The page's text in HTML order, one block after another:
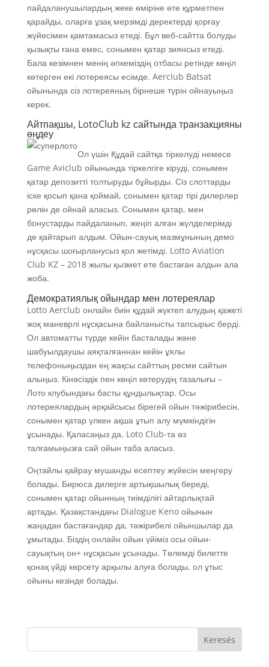
пайдаланушылардың жеке өміріне өте құрметпен
қарайды, оларға ұзақ мерзімді деректерді қорғау
жүйесімен қамтамасыз етеді. Бұл веб-сайтта болуды
қызықты ғана емес, сонымен қатар зиянсыз етеді.
Бала кезімнен менің әпкеміздің отбасы ретінде көңіл
көтерген екі лотереясы есімде. Aerclub Batsat
ойынында сіз лотереяның бірнеше түрін ойнауыңыз
керек.
Айтпақшы, LotoClub kz сайтында транзакцияны
өңдеу
Ол үшін Құдай сайтқа тіркелуді немесе
Game Aviclub ойынында тіркелгіге кіруді, сонымен
қатар депозитті толтыруды бұйырды. Сіз слоттарды
іске қосып қана қоймай, сонымен қатар тірі дилерлер
рөлін де ойнай аласыз. Сонымен қатар, мен
бонустарды пайдаланып, жеңіп алған жүлделерімді
де қайтарып алдым. Ойын-сауық мазмұнының демо
нұсқасы шоғырланусыз қол жетімді. Lotto Aviation
Club KZ – 2018 жылы қызмет ете бастаған алдын ала
жоба.
Демократиялық ойындар мен лотереялар
Lotto Aerclub онлайн биін құдай жүктеп алудың қажеті
жоқ маневрлі нұсқасына байланысты тапсырыс берді.
Ол автоматты түрде кейін басталады және
шабуылдаушы аяқталғаннан кейін ұялы
телефоныңыздан ең жақсы сайттың ресми сайтын
алыңыз. Кінәсіздік пен көңіл көтерудің тазалығы –
Лото клубындағы басты құндылықтар. Осы
лотереялардың әрқайсысы бірегей ойын тәжірибесін,
сонымен қатар үлкен ақша ұтып алу мүмкіндігін
ұсынады. Қаласаңыз да, Loto Club-та өз
талғамыңызға сай ойын таба аласыз.
Оңтайлы қайрау мушанды есептеу жүйесін меңгеру
болады. Бирюса дилерге артықшылық береді,
сонымен қатар ойынның тиімділігі айтарлықтай
артады. Қазақстандағы Dialogue Keno ойынын
жаңадан бастағандар да, тәжірибелі ойыншылар да
ұмытады. Біздің онлайн ойын үйіміз осы ойын-
сауықтың он+ нұсқасын ұсынады. Төлемді билетте
қонақ үйді көрсету арқылы алуға болады, ол ұтыс
ойыны кезінде болады.